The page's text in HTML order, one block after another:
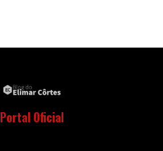
Portal Oficial